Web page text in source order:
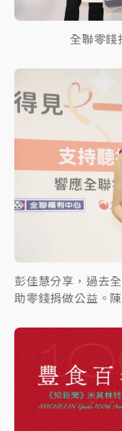
全聯零錢
彭佳慧分享，過去
助零錢捐做公益。